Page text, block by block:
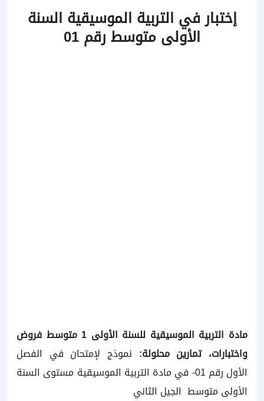
إختبار في التربية الموسيقية السنة
الأولى متوسط رقم 01
مادة التربية الموسيقية للسنة الأولى 1 متوسط فروض
واختبارات، تمارين محلولة: نموذج لإمتحان في الفصل
الأول رقم 01- في مادة التربية الموسيقية مستوى السنة
الأولى متوسط الجيل الثاني